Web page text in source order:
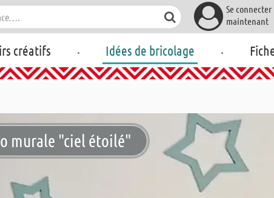
Se connecter
maintenant
créatifs . Idées de bricolage .
murale "ciel étoilé"